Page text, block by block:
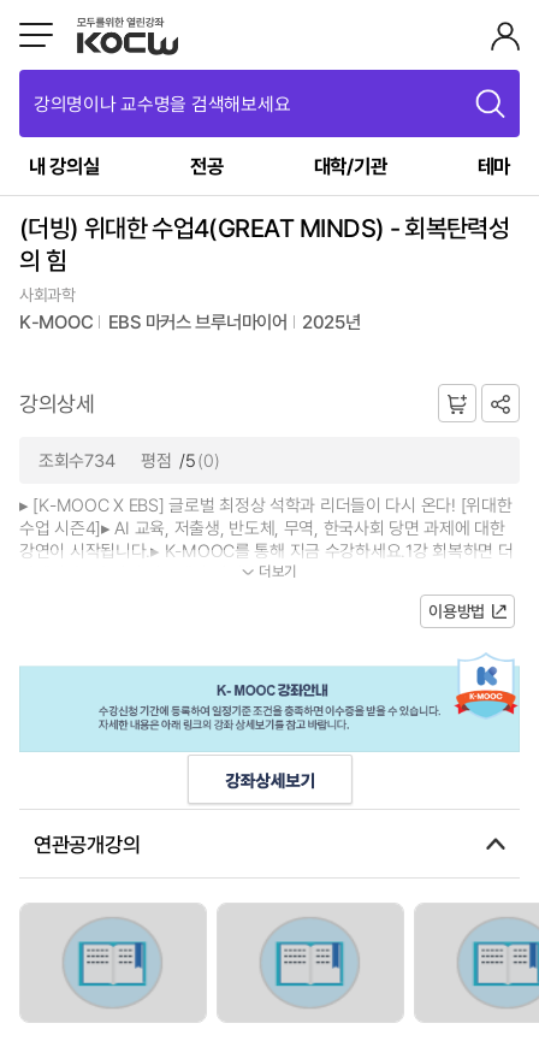
강의명이나 교수명을 검색해보세요
내 강의실 전공 대학/기관 테마
(더빙) 위대한 수업4(GREAT MINDS) - 회복탄력성
의 힘
사회과학
K-MOOC EBS 마커스 브루너마이어 2025년
강의상세
조회수734 평점 /5(0)
▸ [K-MOOC X EBS] 글로벌 최정상 석학과 리더들이 다시 온다! [위대한
수업 시즌4]▸ AI 교육, 저출생, 반도체, 무역, 한국사회 당면 과제에 대한
강연이 시작됩니다.▸ K-MOOC를 통해 지금 수강하세요.1강 회복하면 더
강해진다2강 어떤 시스템이 위기에 강...
더보기
이용방법
연관공개강의